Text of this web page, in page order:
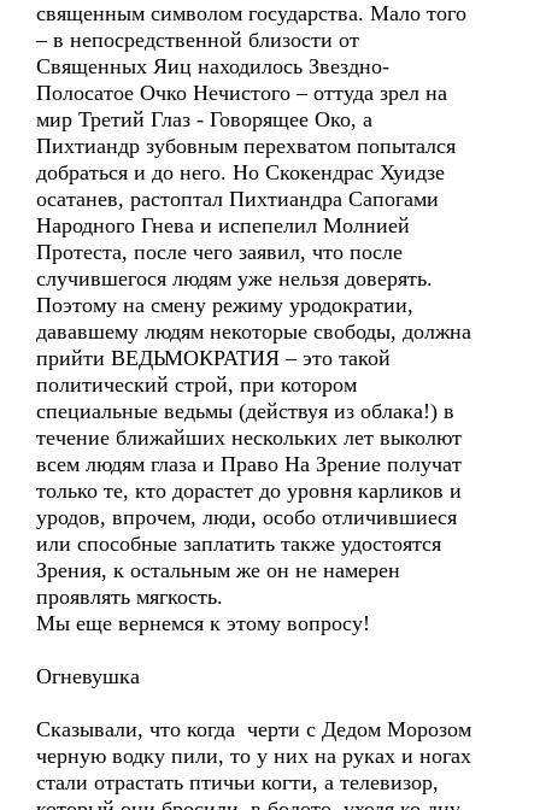
священным символом государства. Мало того
– в непосредственной близости от
Священных Яиц находилось Звездно-
Полосатое Очко Нечистого – оттуда зрел на
мир Третий Глаз - Говорящее Око, а
Пихтиандр зубовным перехватом попытался
добраться и до него. Но Скокендрас Хуидзе
осатанев, растоптал Пихтиандра Сапогами
Народного Гнева и испепелил Молнией
Протеста, после чего заявил, что после
случившегося людям уже нельзя доверять.
Поэтому на смену режиму уродократии,
дававшему людям некоторые свободы, должна
прийти ВЕДЬМОКРАТИЯ – это такой
политический строй, при котором
специальные ведьмы (действуя из облака!) в
течение ближайших нескольких лет выколют
всем людям глаза и Право На Зрение получат
только те, кто дорастет до уровня карликов и
уродов, впрочем, люди, особо отличившиеся
или способные заплатить также удостоятся
Зрения, к остальным же он не намерен
проявлять мягкость.
Мы еще вернемся к этому вопросу!
Огневушка
Сказывали, что когда черти с Дедом Морозом
черную водку пили, то у них на руках и ногах
стали отрастать птичьи когти, а телевизор,